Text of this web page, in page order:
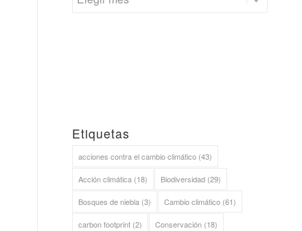
Etiquetas
acciones contra el cambio climático (43)
Acción climática (18) Biodiversidad (29)
Bosques de niebla (3) Cambio climático (61)
carbon footprint (2) Conservación (18)